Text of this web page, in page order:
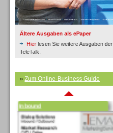
Ältere Ausgaben als ePaper
Hier lesen Sie weitere Ausgaben der
TeleTalk.
» Zum Online-Business Guide
Inbound